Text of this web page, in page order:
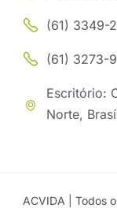
(61) 3349-
(61) 3273-
Escritório:
Norte,
ACVIDA | Todos